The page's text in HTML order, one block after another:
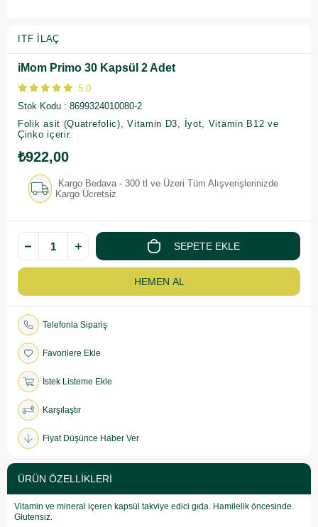
ITF İLAÇ
iMom Primo 30 Kapsül 2 Adet
5.0
Stok Kodu
8699324010080-2
Folik asit (Quatrefolic), Vitamin D3, İyot, Vitamin B12 ve
Çinko içerir.
₺922,00
Kargo Bedava - 300 tl ve Üzeri Tüm Alışverişlerinizde
Kargo Ücretsiz
Telefonla Sipariş
Favorilere Ekle
İstek Listeme Ekle
Karşılaştır
Fiyat Düşünce Haber Ver
ÜRÜN ÖZELLIKLERI
Vitamin ve mineral içeren kapsül takviye edici gıda. Hamilelik öncesinde.
Glutensiz.